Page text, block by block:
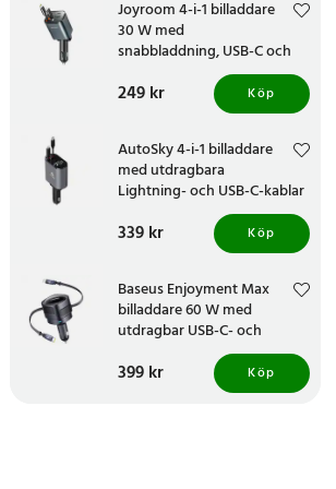
Joyroom 4-i-1 billaddare
30 W med
snabbladdning, USB-C och
Pris:249 kr
249 kr Köp
AutoSky 4-i-1 billaddare
med utdragbara
Lightning- och USB-C-kablar
Pris:339 kr
339 kr Köp
Baseus Enjoyment Max
billaddare 60 W med
utdragbar USB-C- och
Pris:399 kr
399 kr Köp